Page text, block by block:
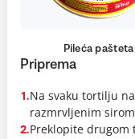
Pileća pašteta
Priprema
1.Na svaku tortilju
razmrvljenim
2.Preklopite